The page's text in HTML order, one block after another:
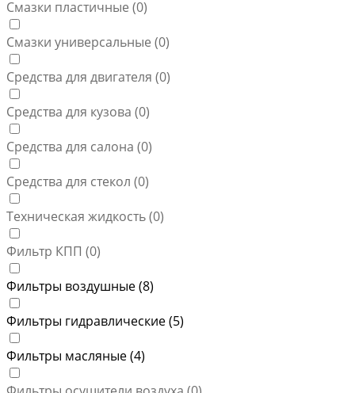
Смазки пластичные (0)
Смазки универсальные (0)
Средства для двигателя (0)
Средства для кузова (0)
Средства для салона (0)
Средства для стекол (0)
Техническая жидкость (0)
Фильтр КПП (0)
Фильтры воздушные (8)
Фильтры гидравлические (5)
Фильтры масляные (4)